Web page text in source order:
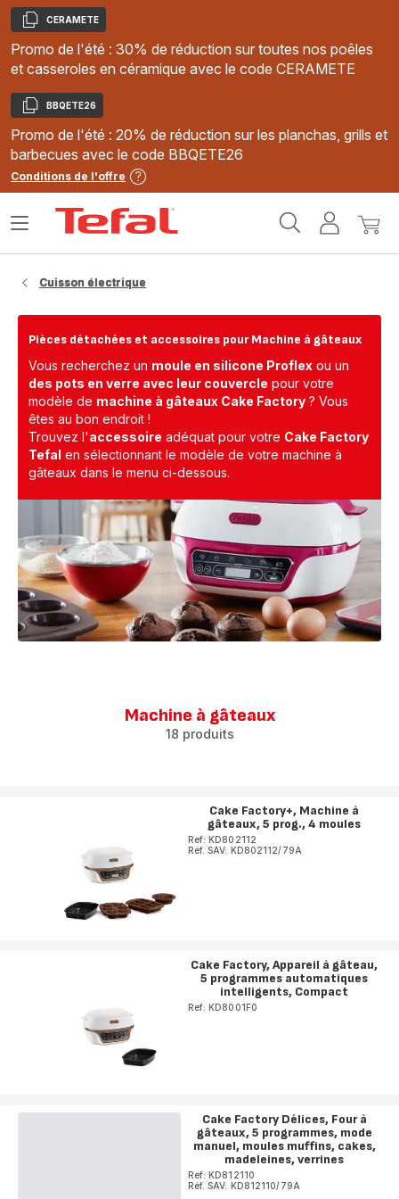
Copier
CERAMETE
Promo de l'été : 30% de réduction sur toutes nos poêles
et casseroles en céramique avec le code CERAMETE
Copier
BBQETE26
Promo de l'été : 20% de réduction sur les planchas, grills et
barbecues avec le code BBQETE26
Conditions de l'offre
MonMon
Ouvrir
Cuisson électrique
Pièces détachées et accessoires pour Machine à gâteaux
Vous recherchez un moule en silicone Proflex ou un
des pots en verre avec leur couvercle pour votre
modèle de machine à gâteaux Cake Factory ? Vous
êtes au bon endroit !
Trouvez l'accessoire adéquat pour votre Cake Factory
Tefal en sélectionnant le modèle de votre machine à
gâteaux dans le menu ci-dessous.
Machine à gâteaux
18 produits
Cake Factory+, Machine à
gâteaux, 5 prog., 4 moules
Ref: KD802112
Réf. SAV: KD802112/79A
Cake Factory, Appareil à gâteau,
5 programmes automatiques
intelligents, Compact
Ref: KD8001F0
Cake Factory Délices, Four à
gâteaux, 5 programmes, mode
manuel, moules muffins, cakes,
madeleines, verrines
Ref: KD812110
Réf. SAV: KD812110/79A